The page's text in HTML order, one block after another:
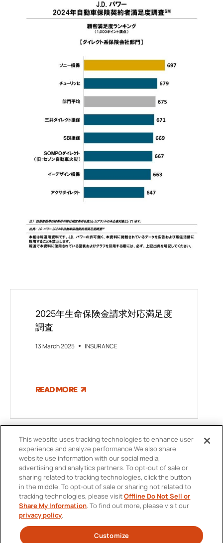
2025年生命保険金請求対応満足度
調査
13 March 2025 INSURANCE
READ MORE
FOOTER
MENU
お問い合わせ先
個人情報保護方針および個人情報の取扱いについて
This website uses tracking technologies to enhance user
experience and analyze performance.We also share
website use information with our social media,
advertising and analytics partners.To opt-out of sale or
sharing related to tracking technologies, click the button
in the middle.To opt-out of sale or sharing not related to
tracking technologies, please visitOffline Do Not Sell or
Share My Information.To find out more, please visit our
privacy policy.
Customize